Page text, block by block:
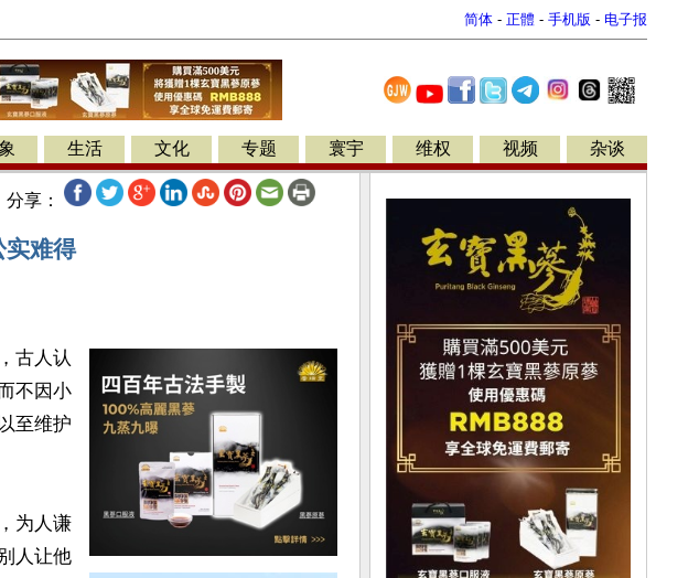
简体 - 正體 - 手机版 - 电子报
生活 文化 专题 寰宇 维权 视频 杂谈
享：
实难得
古人认
不因小
至维护
为人谦
人让他